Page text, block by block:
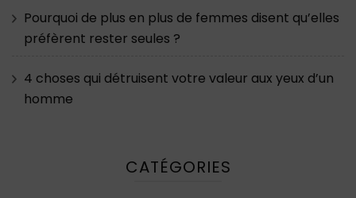
Pourquoi de plus en plus de femmes disent qu’elles
préfèrent rester seules ?
4 choses qui détruisent votre valeur aux yeux d’un
homme
CATÉGORIES